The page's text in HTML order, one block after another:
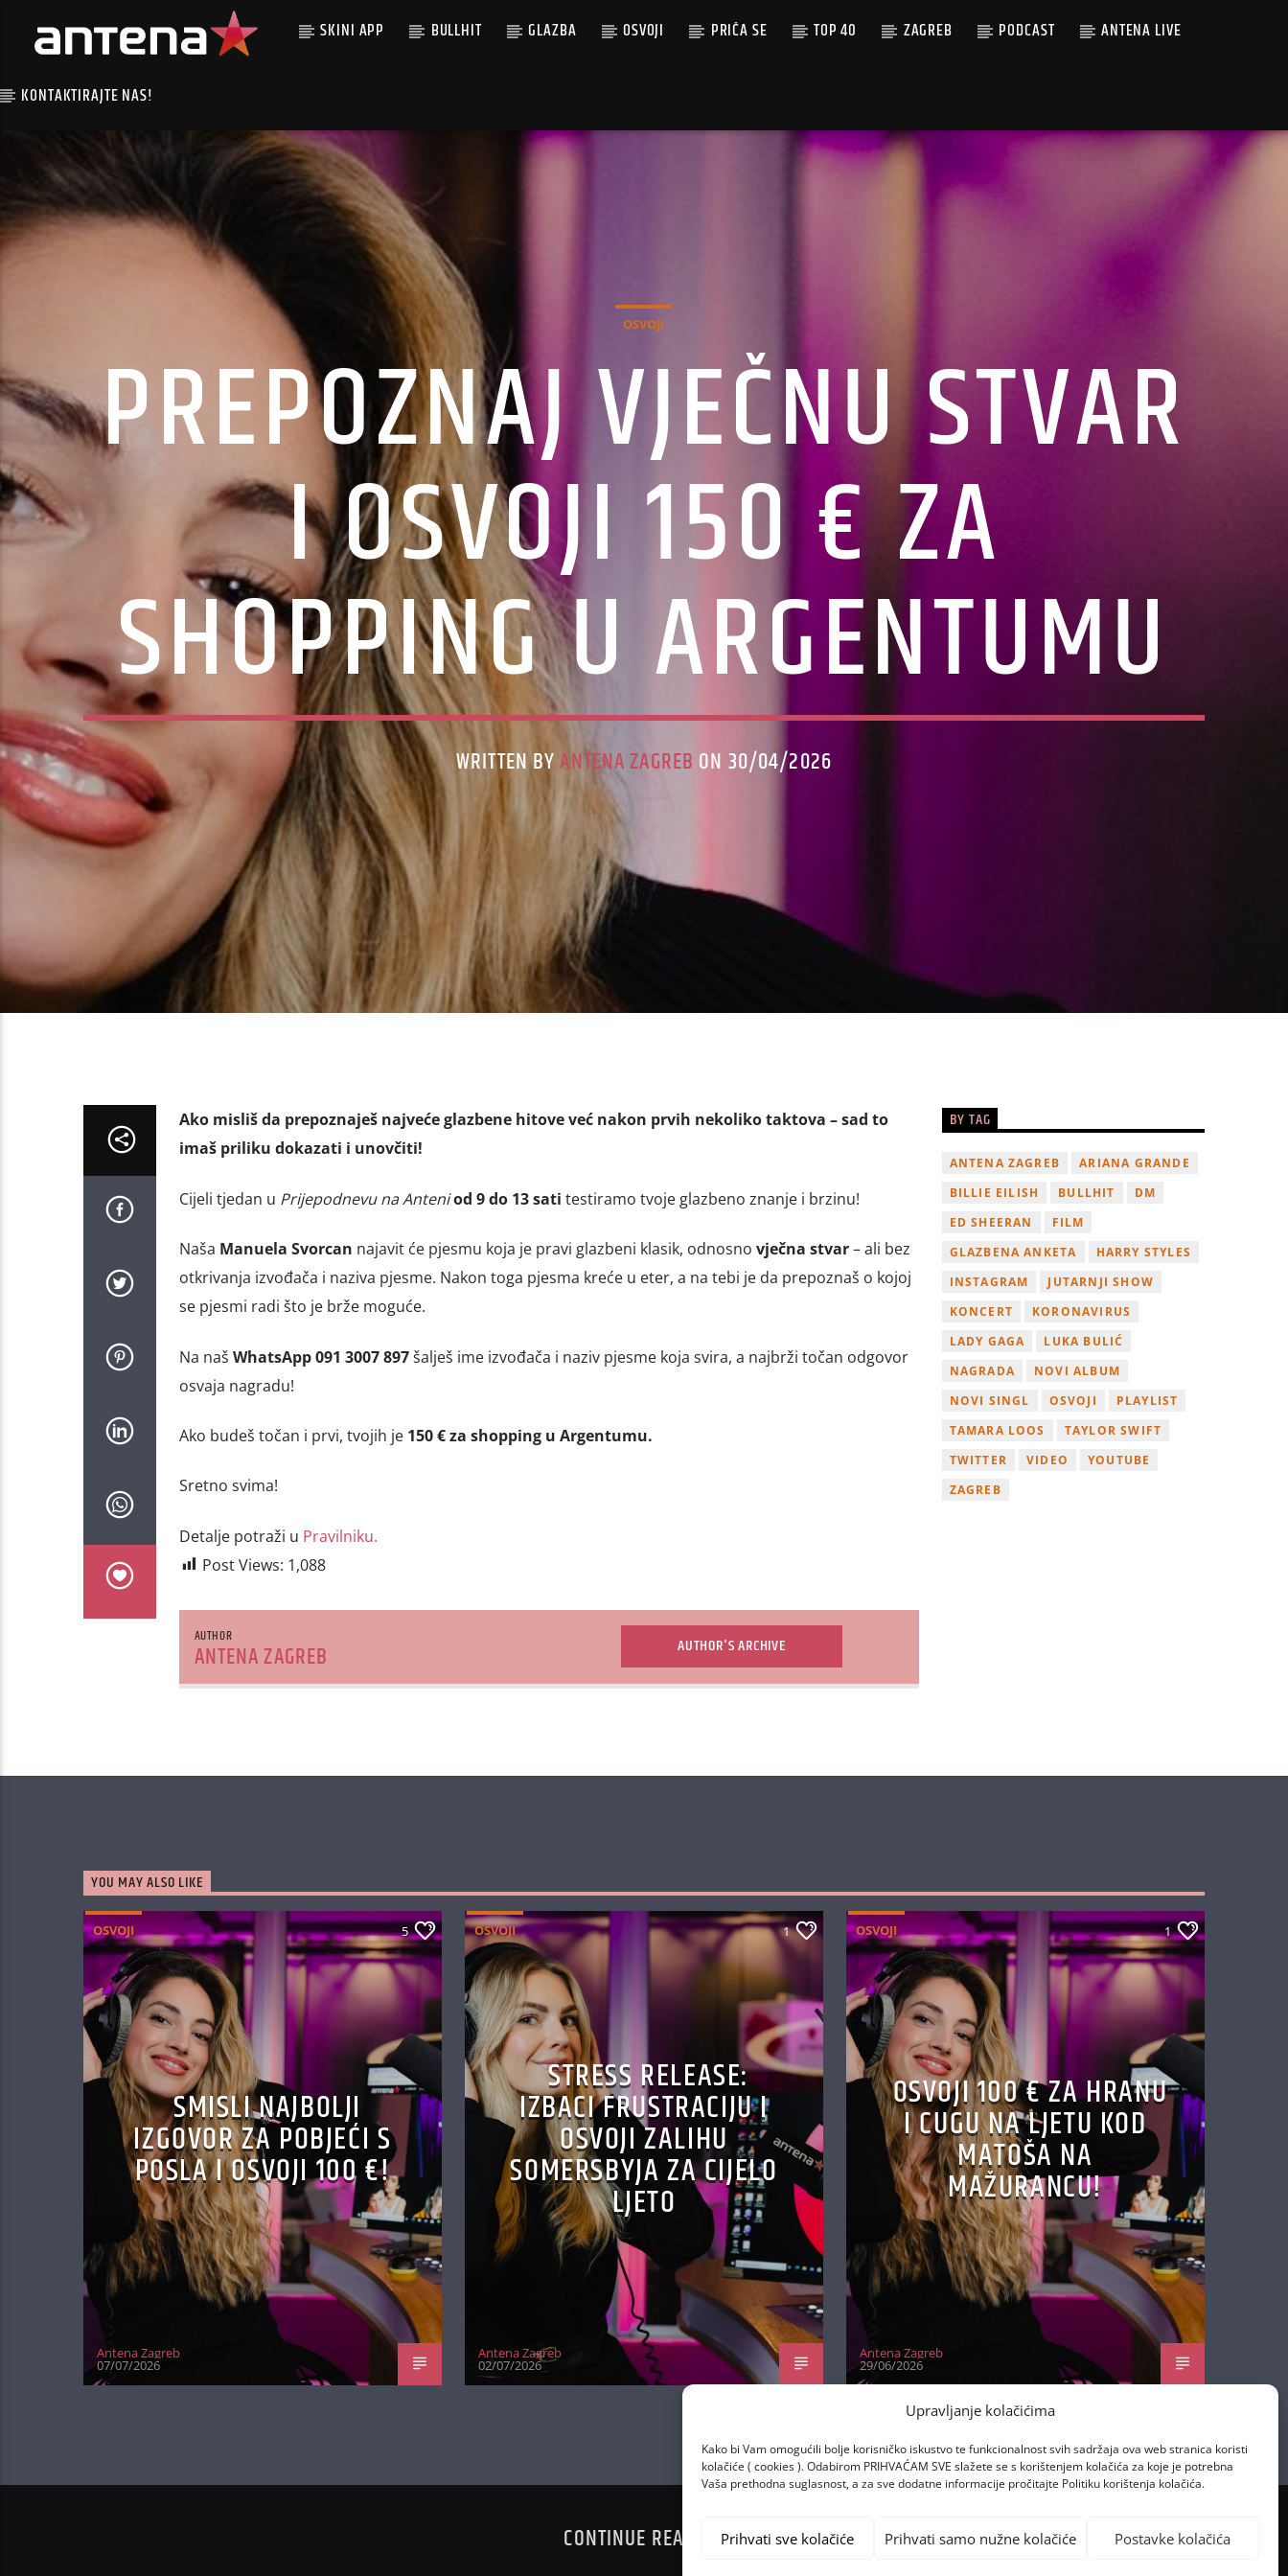
Upravljanje kolačićima
Kako bi Vam omogućili bolje korisničko iskustvo te funkcionalnost svih sadržaja ova web stranica koristi
kolačiće ( cookies ). Odabirom PRIHVAĆAM SVE slažete se s korištenjem kolačića za koje je potrebna
Vaša prethodna suglasnost, a za sve dodatne informacije pročitajte Politiku korištenja kolačića.
Prihvati sve kolačiće Prihvati samo nužne kolačiće Postavke kolačića
SKINI APP BULLHIT GLAZBA OSVOJI PRIČA SE TOP 40 ZAGREB PODCAST ANTENA LIVE
KONTAKTIRAJTE NAS!
OSVOJI
PREPOZNAJ VJEČNU STVAR
I OSVOJI 150 € ZA
SHOPPING U ARGENTUMU
WRITTEN BYANTENA ZAGREB ON 30/04/2026
Ako misliš da prepoznaješ najveće glazbene hitove već nakon prvih nekoliko taktova – sad to
imaš priliku dokazati i unovčiti!
Cijeli tjedan u Prijepodnevu na Anteni od 9 do 13 sati testiramo tvoje glazbeno znanje i brzinu!
Naša Manuela Svorcan najavit će pjesmu koja je pravi glazbeni klasik, odnosno vječna stvar– ali bez
otkrivanja izvođača i naziva pjesme. Nakon toga pjesma kreće u eter, a na tebi je da prepoznaš o kojoj
se pjesmi radi što je brže moguće.
Na naš WhatsApp 091 3007 897šalješ ime izvođača i naziv pjesme koja svira, a najbrži točan odgovor
osvaja nagradu!
Ako budeš točan i prvi, tvojih je 150 € za shopping u Argentumu.
Sretno svima!
Detalje potraži u Pravilniku.
Post Views: 1,088
AUTHOR
ANTENA ZAGREB AUTHOR'S ARCHIVE
BY TAG
ANTENA ZAGREB
ARIANA GRANDE
BILLIE EILISH
BULLHIT
DM
ED SHEERAN
FILM
GLAZBENA ANKETA
HARRY STYLES
INSTAGRAM
JUTARNJI SHOW
KONCERT
KORONAVIRUS
LADY GAGA
LUKA BULIĆ
NAGRADA
NOVI ALBUM
NOVI SINGL
OSVOJI
PLAYLIST
TAMARA LOOS
TAYLOR SWIFT
TWITTER
VIDEO
YOUTUBE
ZAGREB
YOU MAY ALSO LIKE
OSVOJI 5
SMISLI NAJBOLJI
IZGOVOR ZA POBJEĆI S
POSLA I OSVOJI 100 €!
Antena Zagreb
07/07/2026
OSVOJI 1
STRESS RELEASE:
IZBACI FRUSTRACIJU I
OSVOJI ZALIHU
SOMERSBYJA ZA CIJELO
LJETO
Antena Zagreb
02/07/2026
OSVOJI 1
OSVOJI 100 € ZA HRANU
I CUGU NA LJETU KOD
MATOŠA NA
MAŽURANCU!
Antena Zagreb
29/06/2026
CONTINUE READING